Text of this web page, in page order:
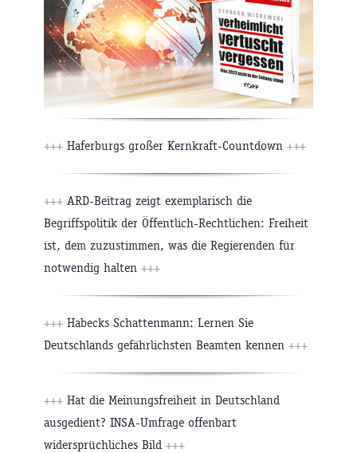
+++ Haferburgs großer Kernkraft-Countdown +++
+++ ARD-Beitrag zeigt exemplarisch die
Begriffspolitik der Öffentlich-Rechtlichen: Freiheit
ist, dem zuzustimmen, was die Regierenden für
notwendig halten +++
+++ Habecks Schattenmann: Lernen Sie
Deutschlands gefährlichsten Beamten kennen +++
+++ Hat die Meinungsfreiheit in Deutschland
ausgedient? INSA-Umfrage offenbart
widersprüchliches Bild +++